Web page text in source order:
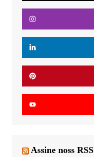
Assine noss RSS